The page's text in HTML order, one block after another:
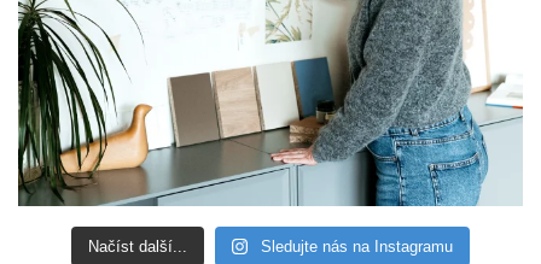
Načíst další... Sledujte nás na Instagramu